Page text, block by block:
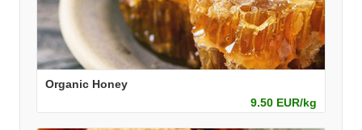
Organic Honey
9.50 EUR/kg